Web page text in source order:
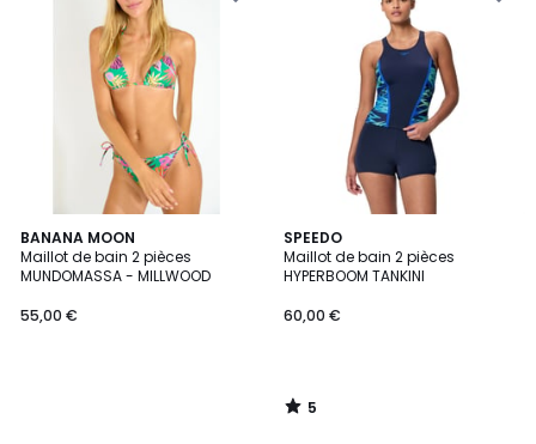
BANANA MOON
Maillot de bain 2 pièces
MUNDOMASSA - MILLWOOD
55,00 €
SPEEDO
Maillot de bain 2 pièces
HYPERBOOM TANKINI
60,00 €
5
/
5
5
/